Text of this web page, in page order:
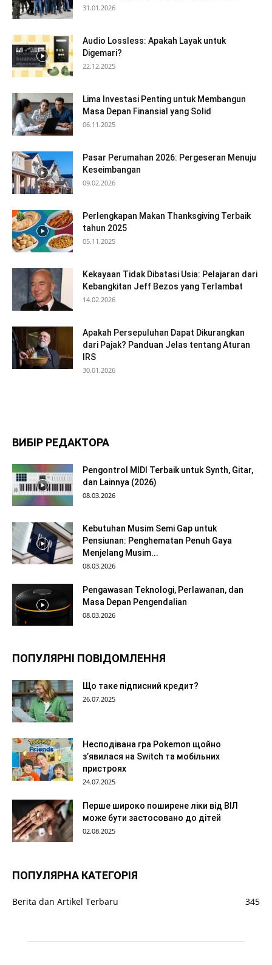
31.01.2026
Audio Lossless: Apakah Layak untuk
Digemari?
22.12.2025
Lima Investasi Penting untuk Membangun
Masa Depan Finansial yang Solid
06.11.2025
Pasar Perumahan 2026: Pergeseran Menuju
Keseimbangan
09.02.2026
Perlengkapan Makan Thanksgiving Terbaik
tahun 2025
05.11.2025
Kekayaan Tidak Dibatasi Usia: Pelajaran dari
Kebangkitan Jeff Bezos yang Terlambat
14.02.2026
Apakah Persepuluhan Dapat Dikurangkan
dari Pajak? Panduan Jelas tentang Aturan
IRS
30.01.2026
ВИБІР РЕДАКТОРА
Pengontrol MIDI Terbaik untuk Synth, Gitar,
dan Lainnya (2026)
08.03.2026
Kebutuhan Musim Semi Gap untuk
Pensiunan: Penghematan Penuh Gaya
Menjelang Musim...
08.03.2026
Pengawasan Teknologi, Perlawanan, dan
Masa Depan Pengendalian
08.03.2026
ПОПУЛЯРНІ ПОВІДОМЛЕННЯ
Що таке підписний кредит?
26.07.2025
Несподівана гра Pokemon щойно
з’явилася на Switch та мобільних
пристроях
24.07.2025
Перше широко поширене ліки від ВІЛ
може бути застосовано до дітей
02.08.2025
ПОПУЛЯРНА КАТЕГОРІЯ
Berita dan Artikel Terbaru 345